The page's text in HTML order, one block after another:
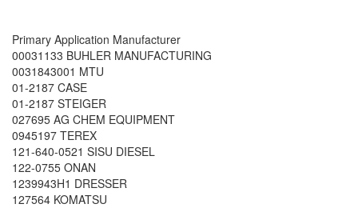
Primary Application Manufacturer
00031133 BUHLER MANUFACTURING
0031843001 MTU
01-2187 CASE
01-2187 STEIGER
027695 AG CHEM EQUIPMENT
0945197 TEREX
121-640-0521 SISU DIESEL
122-0755 ONAN
1239943H1 DRESSER
127564 KOMATSU